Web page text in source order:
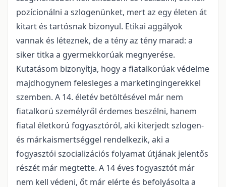
pozícionálni a szlogenünket, mert az egy életen át
kitart és tartósnak bizonyul. Etikai aggályok
vannak és léteznek, de a tény az tény marad: a
siker titka a gyermekkorúak megnyerése.
Kutatásom bizonyítja, hogy a fiatalkorúak védelme
majdhogynem felesleges a marketingingerekkel
szemben. A 14. életév betöltésével már nem
fiatalkorú személyről érdemes beszélni, hanem
fiatal életkorú fogyasztóról, aki kiterjedt szlogen-
és márkaismertséggel rendelkezik, aki a
fogyasztói szocializációs folyamat útjának jelentős
részét már megtette. A 14 éves fogyasztót már
nem kell védeni, őt már elérte és befolyásolta a